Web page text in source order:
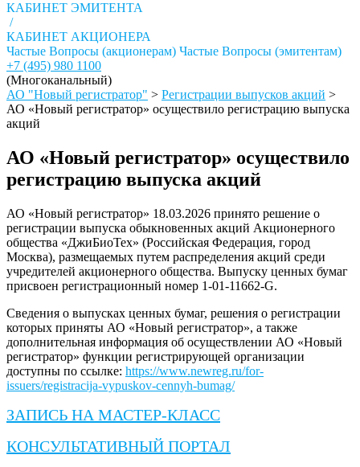
КАБИНЕТ ЭМИТЕНТА
/
КАБИНЕТ АКЦИОНЕРА
Частые Вопросы (акционерам) Частые Вопросы (эмитентам)
+7 (495) 980 1100
(Многоканальный)
АО "Новый регистратор" > Регистрации выпусков акций >
АО «Новый регистратор» осуществило регистрацию выпуска
акций
АО «Новый регистратор» осуществило
регистрацию выпуска акций
АО «Новый регистратор» 18.03.2026 принято решение о
регистрации выпуска обыкновенных акций Акционерного
общества «ДжиБиоТех» (Российская Федерация, город
Москва), размещаемых путем распределения акций среди
учредителей акционерного общества. Выпуску ценных бумаг
присвоен регистрационный номер 1-01-11662-G.
Сведения о выпусках ценных бумаг, решения о регистрации
которых приняты АО «Новый регистратор», а также
дополнительная информация об осуществлении АО «Новый
регистратор» функции регистрирующей организации
доступны по ссылке: https://www.newreg.ru/for-
issuers/registracija-vypuskov-cennyh-bumag/
ЗАПИСЬ НА МАСТЕР-КЛАСС
КОНСУЛЬТАТИВНЫЙ ПОРТАЛ